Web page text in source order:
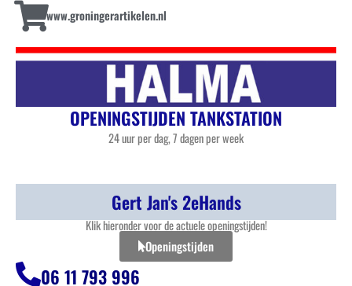
www.groningerartikelen.nl
OPENINGSTIJDEN TANKSTATION
24 uur per dag, 7 dagen per week
Gert Jan's 2eHands
Klik hieronder voor de actuele openingstijden!
Openingstijden
06 11 793 996